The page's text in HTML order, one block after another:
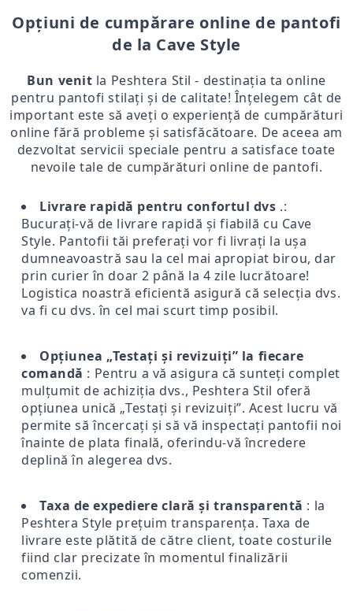
Opțiuni de cumpărare online de pantofi
de la Cave Style
Bun venit la Peshtera Stil - destinația ta online
pentru pantofi stilați și de calitate! Înțelegem cât de
important este să aveți o experiență de cumpărături
online fără probleme și satisfăcătoare. De aceea am
dezvoltat servicii speciale pentru a satisface toate
nevoile tale de cumpărături online de pantofi.
Livrare rapidă pentru confortul dvs .:
Bucurați-vă de livrare rapidă și fiabilă cu Cave
Style. Pantofii tăi preferați vor fi livrați la ușa
dumneavoastră sau la cel mai apropiat birou, dar
prin curier în doar 2 până la 4 zile lucrătoare!
Logistica noastră eficientă asigură că selecția dvs.
va fi cu dvs. în cel mai scurt timp posibil.
Opțiunea „Testați și revizuiți” la fiecare
comandă : Pentru a vă asigura că sunteți complet
mulțumit de achiziția dvs., Peshtera Stil oferă
opțiunea unică „Testați și revizuiți”. Acest lucru vă
permite să încercați și să vă inspectați pantofii noi
înainte de plata finală, oferindu-vă încredere
deplină în alegerea dvs.
Taxa de expediere clară și transparentă : la
Peshtera Style prețuim transparența. Taxa de
livrare este plătită de către client, toate costurile
fiind clar precizate în momentul finalizării
comenzii.